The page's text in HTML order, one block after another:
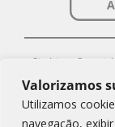
Valorizamos
Utilizamos
navegação,
Simbiose
CNPJ Simbiose:
Política de